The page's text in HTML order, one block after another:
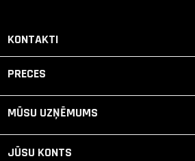
KONTAKTI
PRECES
MŪSU UZŅĒMUMS
JŪSU KONTS